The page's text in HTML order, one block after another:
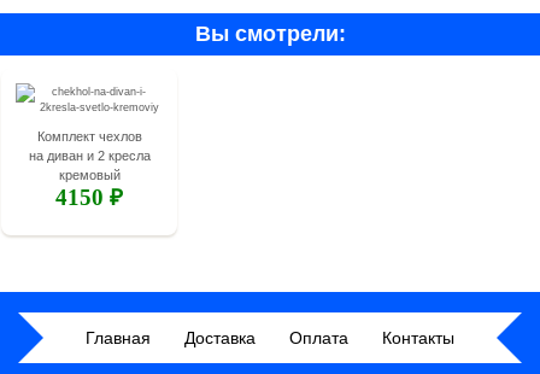
Вы смотрели:
Комплект чехлов
на диван и 2 кресла
кремовый
4150 ₽
Главная Доставка Оплата Контакты